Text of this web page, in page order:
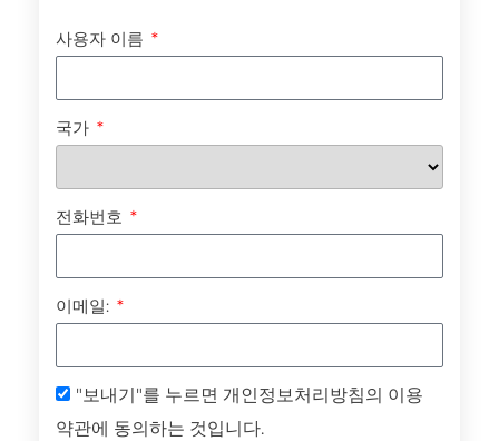
사용자 이름
국가
전화번호
이메일:
"보내기"를 누르면 개인정보처리방침의 이용
약관에 동의하는 것입니다.